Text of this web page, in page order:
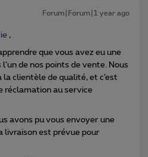
Forum|Forum|1 year ago
,
que vous avez eu une
de nos points de vente. Nous
clientèle de qualité, et c’est
réclamation au service
avons pu vous envoyer une
livraison est prévue pour